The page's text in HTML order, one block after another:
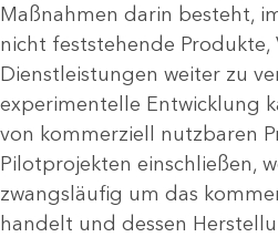
Maßnahmen darin besteht,
nicht feststehende Produkte,
Dienstleistungen weiter zu
experimentelle Entwicklung
von kommerziell nutzbaren
Pilotprojekten einschließen,
zwangsläufig um das
handelt und dessen